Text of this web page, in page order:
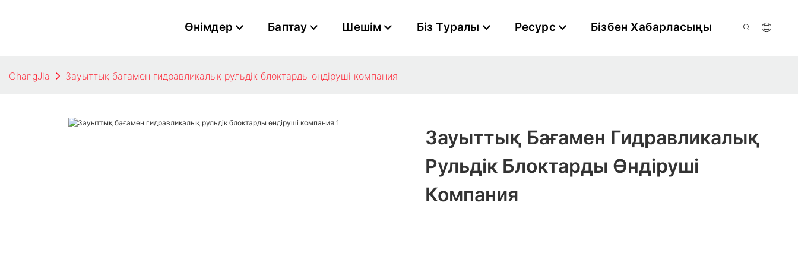
Өнімдер Баптау Шешім Біз Туралы Ресурс Бізбен Хабарласыңы
ChangJia Зауыттық бағамен гидравликалық рульдік блоктарды өндіруші компания
Зауыттық Бағамен Гидравликалық
Рульдік Блоктарды Өндіруші
Компания